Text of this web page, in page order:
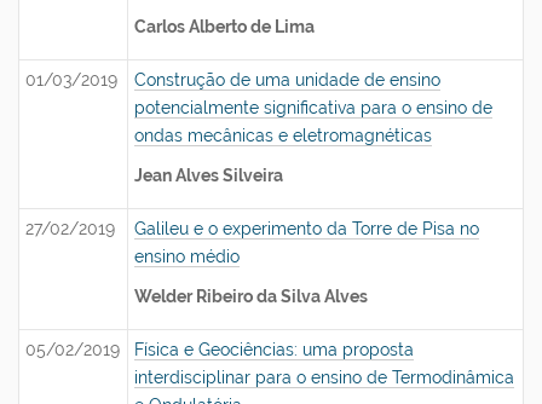
Carlos Alberto de Lima
01/03/2019
Construção de uma unidade de ensino
potencialmente significativa para o ensino de
ondas mecânicas e eletromagnéticas
Jean Alves Silveira
27/02/2019
Galileu e o experimento da Torre de Pisa no
ensino médio
Welder Ribeiro da Silva Alves
05/02/2019
Física e Geociências: uma proposta
interdisciplinar para o ensino de Termodinâmica